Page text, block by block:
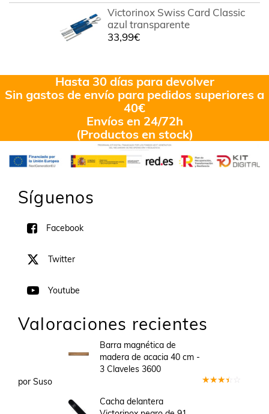
Victorinox Swiss Card Classic
azul transparente
33,99€
Hasta 30 días para devolver
Sin gastos de envío para pedidos superiores a
40€
Envíos en 24/72h
(Productos en stock)
Síguenos
Facebook
Twitter
Youtube
Valoraciones recientes
Barra magnética de
madera de acacia 40 cm -
3 Claveles 3600
por Suso
Cacha delantera